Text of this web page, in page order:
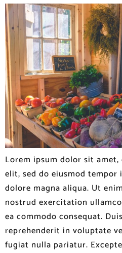
Lorem ipsum dolor sit
elit, sed do eiusmod
dolore magna aliqua. Ut
nostrud exercitation
ea commodo consequat.
reprehenderit in voluptate
fugiat nulla pariatur.